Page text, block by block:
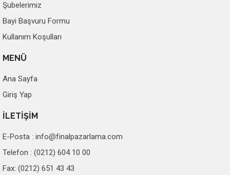
Şubelerimiz
Bayi Başvuru Formu
Kullanım Koşulları
MENÜ
Ana Sayfa
Giriş Yap
İLETİŞİM
E-Posta : info@finalpazarlama.com
Telefon : (0212) 604 10 00
Fax: (0212) 651 43 43